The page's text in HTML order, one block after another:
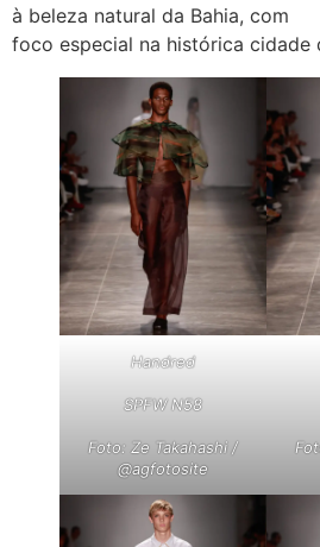
à beleza natural da Bahia, com
foco especial na histórica cidade
Handred
SPFW N58
Foto: Ze Takahashi /
@agfotosite